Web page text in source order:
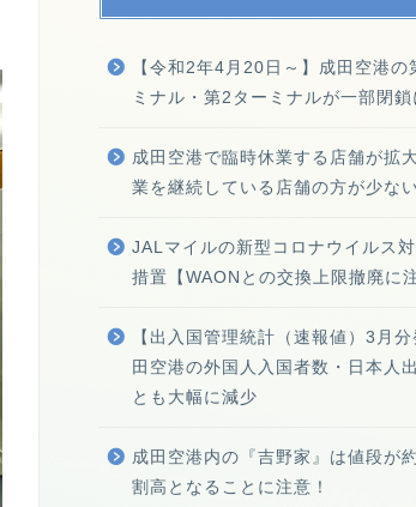
【令和2年4月20日～】成田空港の
ミナル・第2ターミナルが一部閉鎖
成田空港で臨時休業する店舗が拡
業を継続している店舗の方が少ない
JALマイルの新型コロナウイルス
措置【WAONとの交換上限撤廃に
【出入国管理統計（速報値）3月
田空港の外国人入国者数・日本人
とも大幅に減少
成田空港内の『吉野家』は値段が
割高となることに注意！